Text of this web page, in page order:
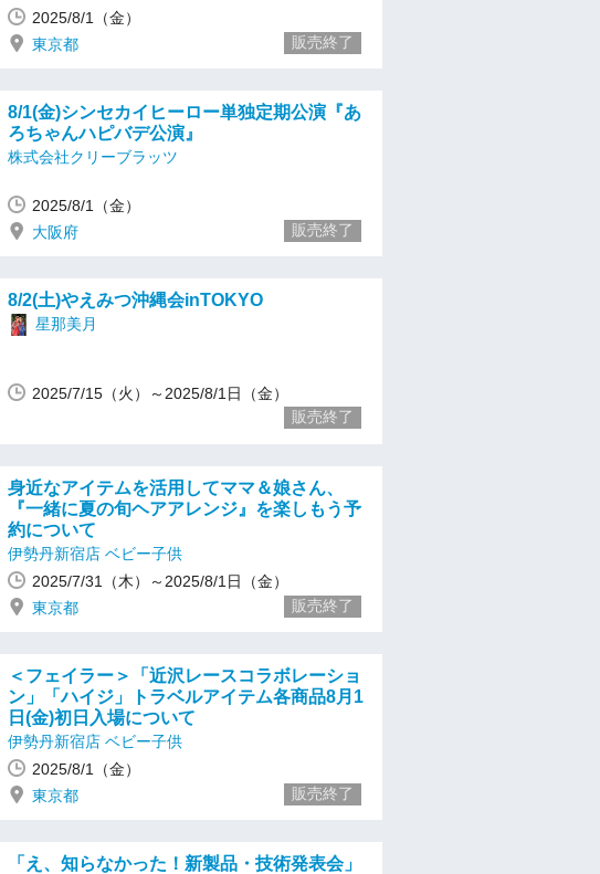
2025/8/1（金）
東京都
販売終了
8/1(金)シンセカイヒーロー単独定期公演『あ
ろちゃんハピバデ公演』
株式会社クリーブラッツ
2025/8/1（金）
大阪府
販売終了
8/2(土)やえみつ沖縄会inTOKYO
星那美月
2025/7/15（火）～2025/8/1日（金）
販売終了
身近なアイテムを活用してママ＆娘さん、
『一緒に夏の旬ヘアアレンジ』を楽しもう予
約について
伊勢丹新宿店 ベビー子供
2025/7/31（木）～2025/8/1日（金）
東京都
販売終了
＜フェイラー＞「近沢レースコラボレーショ
ン」「ハイジ」トラベルアイテム各商品8月1
日(金)初日入場について
伊勢丹新宿店 ベビー子供
2025/8/1（金）
東京都
販売終了
「え、知らなかった！新製品・技術発表会」